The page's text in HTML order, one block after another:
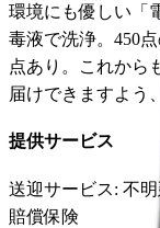
環境にも優しい「
毒液で洗浄。450
点あり。これから
届けできますよう
提供サービス
送迎サービス: 不明
賠償保険